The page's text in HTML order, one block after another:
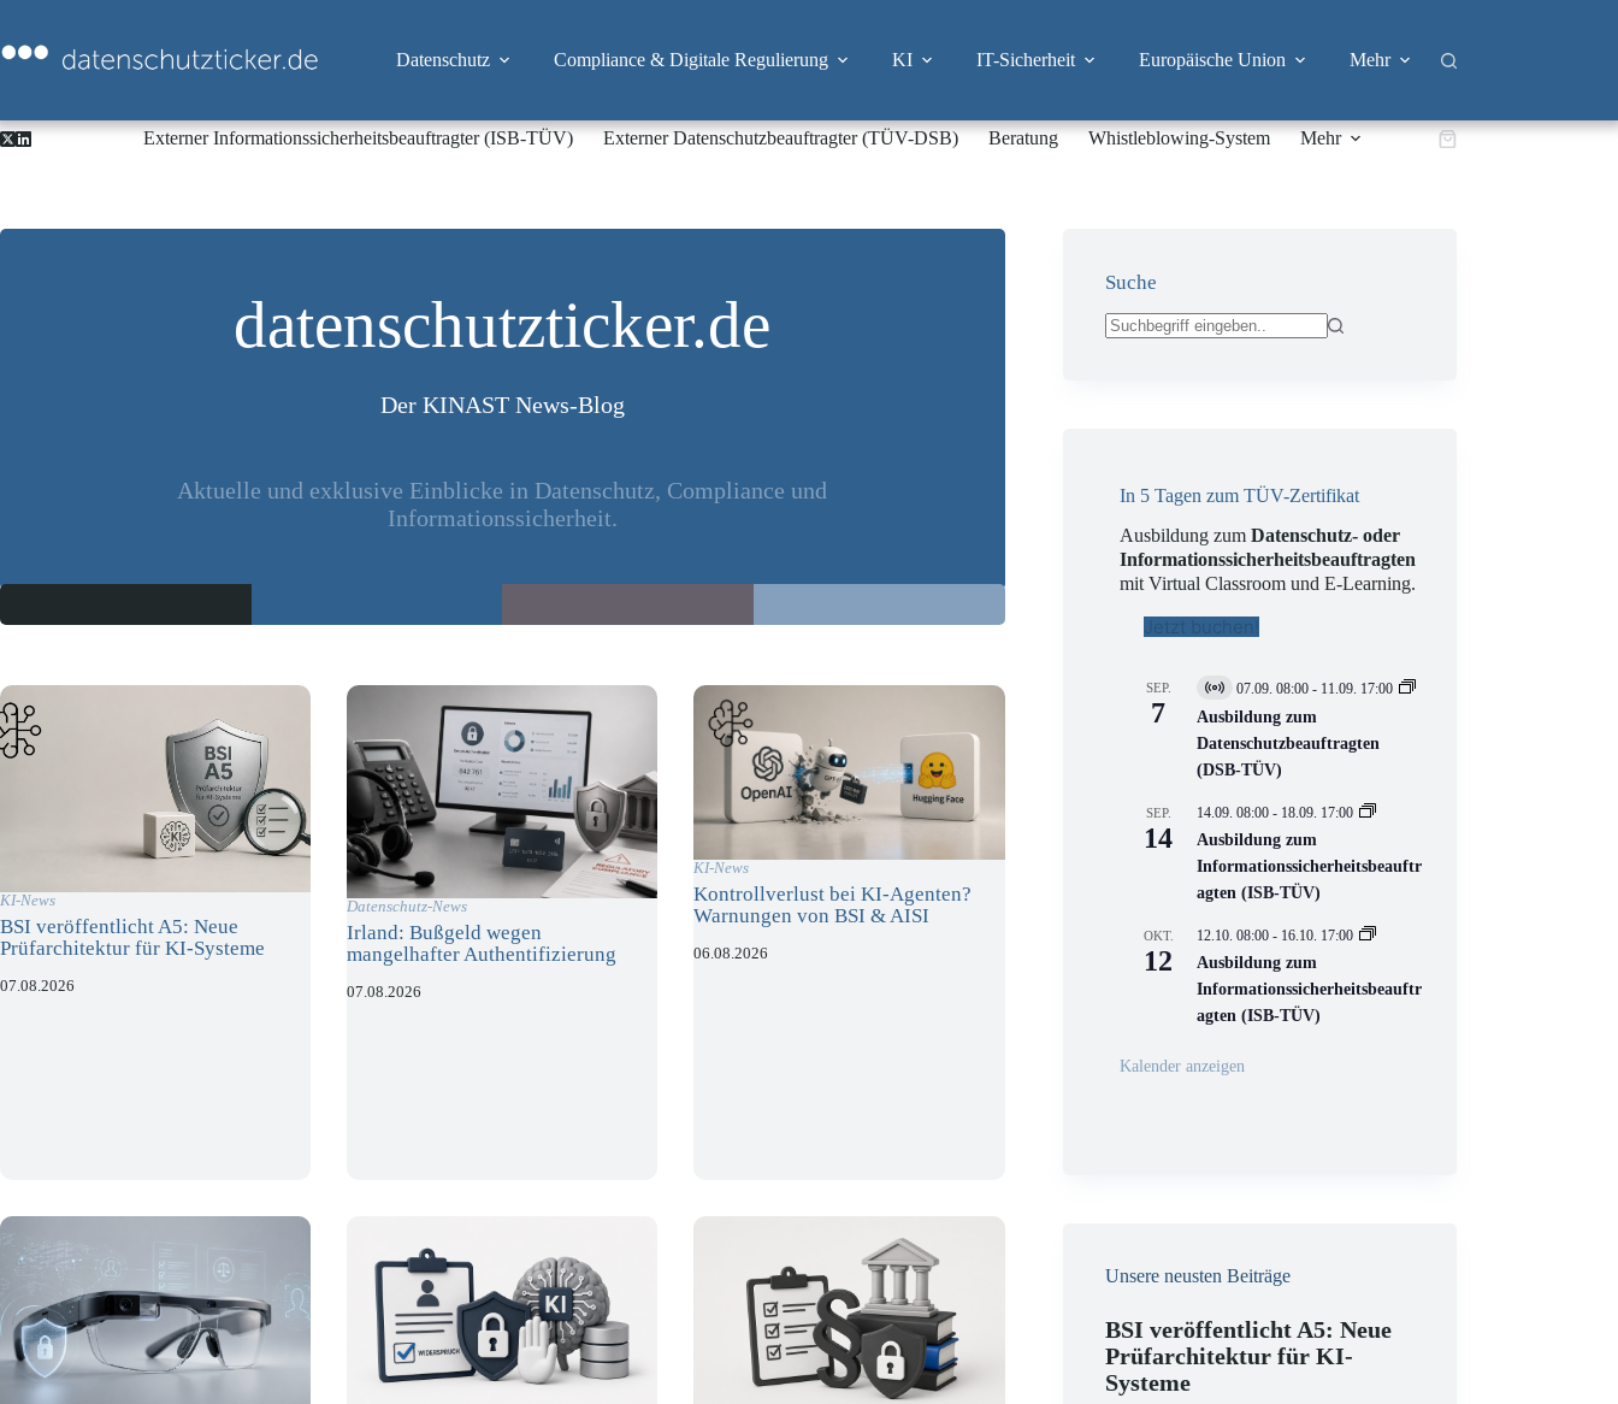
springen
Datenschutz Compliance & Digitale Regulierung KI IT-Sicherheit Europäische Union Mehr
Externer Informationssicherheitsbeauftragter (ISB-TÜV) Externer Datenschutzbeauftragter (TÜV-DSB) Beratung Whistleblowing-System Mehr Warenkorb
datenschutzticker.de
Der KINAST News-Blog
Aktuelle und exklusive Einblicke in Datenschutz, Compliance und
Informationssicherheit.
KI-News
BSI veröffentlicht A5: Neue
Prüfarchitektur für KI-Systeme
07.08.2026
Datenschutz-News
Irland: Bußgeld wegen
mangelhafter Authentifizierung
07.08.2026
KI-News
Kontrollverlust bei KI-Agenten?
Warnungen von BSI & AISI
06.08.2026
Suche
In 5 Tagen zum TÜV-Zertifikat
Ausbildung zumDatenschutz- oder
Informationssicherheitsbeauftragten
mit Virtual Classroom und E-Learning.
Jetzt buchen!
SEP.
7
V
i
t
u
l
V
e
r
n
s
t
a
t
n
07.09. 08:00 - 11.09. 17:00
Ausbildung zum
Datenschutzbeauftragten
(DSB-TÜV)
SEP.
14
14.09. 08:00 - 18.09. 17:00
Ausbildung zum
Informationssicherheitsbeauftr
agten (ISB-TÜV)
OKT.
12
12.10. 08:00 - 16.10. 17:00
Ausbildung zum
Informationssicherheitsbeauftr
agten (ISB-TÜV)
Kalender anzeigen
Unsere neusten Beiträge
BSI veröffentlicht A5: Neue
Prüfarchitektur für KI-
Systeme